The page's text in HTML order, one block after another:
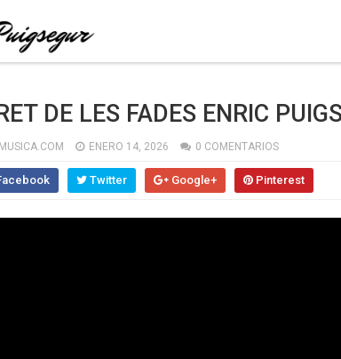
DE LES FADES ENRIC
ENERO 14, 2026 0 COMENTARIOS
Twitter Google+ Pinterest